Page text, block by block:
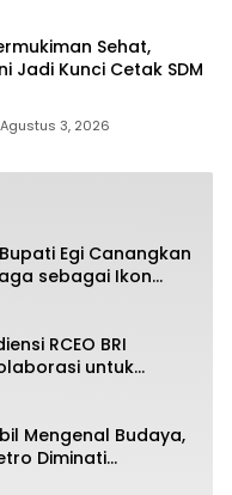
Sehat,
Jadi Kunci Cetak SDM
Agustus 3, 2026
Egi Canangkan
sebagai Ikon
RCEO BRI
untuk
dan SDM
Mengenal Budaya,
Diminati